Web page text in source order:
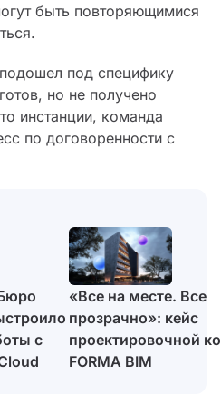
быть повторяющимися
под специфику
но не получено
инстанции, команда
по договоренности с
с
«Все на месте. Все
прозрачно»: кейс
проектировочной
FORMA BIM